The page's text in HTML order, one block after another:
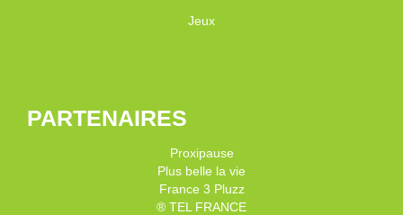
Jeux
PARTENAIRES
Proxipause
Plus belle la vie
France 3 Pluzz
® TEL FRANCE